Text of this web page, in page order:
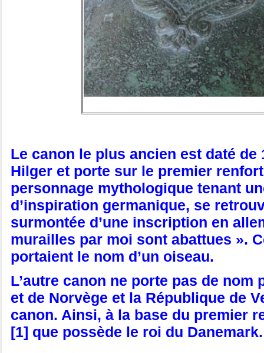
Le canon le plus ancien est daté de
Hilger et porte sur le premier
personnage mythologique tenant
d’inspiration germanique, se
surmontée d’une inscription en
murailles par moi sont abattues ».
portaient le nom d’un oiseau.
L’autre canon ne porte pas de
et de Norvège et la République de
canon. Ainsi, à la base du premier
[1] que possède le roi du Danemark.